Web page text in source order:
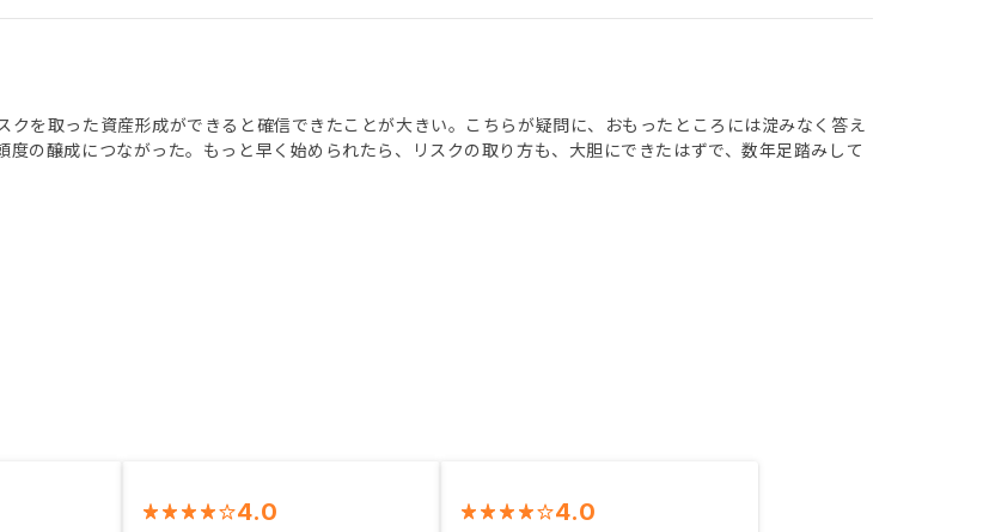
クを取った資産形成ができると確信できたことが大きい。こちらが疑問に、おもったところには淀みなく答え
度の醸成につながった。もっと早く始められたら、リスクの取り方も、大胆にできたはずで、数年足踏みして
4.0 4.0